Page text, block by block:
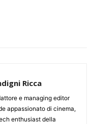
Ricca
e managing editor
appassionato di cinema,
enthusiast della